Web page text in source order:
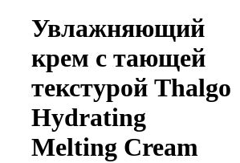
Увлажняющий
крем с тающей
текстурой Thalgo
Hydrating
Melting Cream